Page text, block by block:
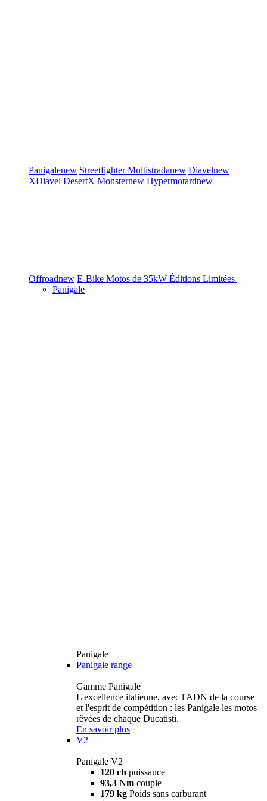
Panigalenew StreetfighterMultistradanew Diavelnew
XDiavel DesertX Monsternew Hypermotardnew
Offroadnew E-Bike Motos de 35kW Éditions Limitées
Panigale
Panigale
Panigale range
Gamme Panigale
L'excellence italienne, avec l'ADN de la course
et l'esprit de compétition : les Panigale les motos
rêvées de chaque Ducatisti.
En savoir plus
V2
Panigale V2
120 ch puissance
93,3 Nm couple
179 kg Poids sans carburant